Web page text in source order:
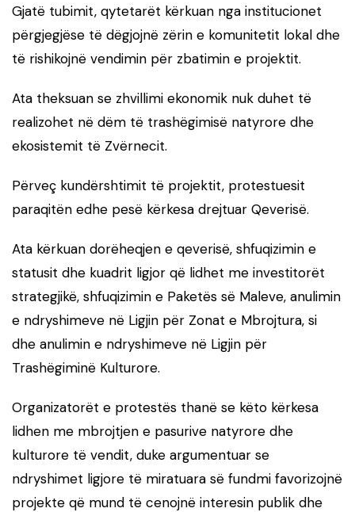
Gjatë tubimit, qytetarët kërkuan nga institucionet
përgjegjëse të dëgjojnë zërin e komunitetit lokal dhe
të rishikojnë vendimin për zbatimin e projektit.
Ata theksuan se zhvillimi ekonomik nuk duhet të
realizohet në dëm të trashëgimisë natyrore dhe
ekosistemit të Zvërnecit.
Përveç kundërshtimit të projektit, protestuesit
paraqitën edhe pesë kërkesa drejtuar Qeverisë.
Ata kërkuan dorëheqjen e qeverisë, shfuqizimin e
statusit dhe kuadrit ligjor që lidhet me investitorët
strategjikë, shfuqizimin e Paketës së Maleve, anulimin
e ndryshimeve në Ligjin për Zonat e Mbrojtura, si
dhe anulimin e ndryshimeve në Ligjin për
Trashëgiminë Kulturore.
Organizatorët e protestës thanë se këto kërkesa
lidhen me mbrojtjen e pasurive natyrore dhe
kulturore të vendit, duke argumentuar se
ndryshimet ligjore të miratuara së fundmi favorizojnë
projekte që mund të cenojnë interesin publik dhe